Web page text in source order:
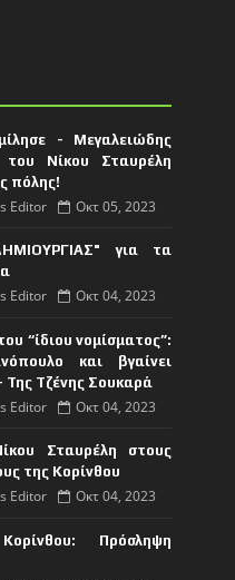
- Μεγαλειώδης
του Νίκου Σταυρέλη
πόλης!
Editor Οκτ 05, 2023
για τα
Editor Οκτ 04, 2023
“ίδιου νομίσματος”:
και βγαίνει
Της Τζένης Σουκαρά
Editor Οκτ 04, 2023
Σταυρέλη στους
της Κορίνθου
Editor Οκτ 04, 2023
Πρόσληψη